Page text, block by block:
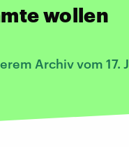
wollen
Archiv vom 17.